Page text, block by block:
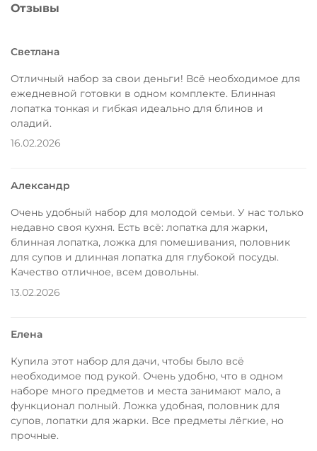
Отзывы
Светлана
Отличный набор за свои деньги! Всё необходимое для
ежедневной готовки в одном комплекте. Блинная
лопатка тонкая и гибкая идеально для блинов и
оладий.
16.02.2026
Александр
Очень удобный набор для молодой семьи. У нас только
недавно своя кухня. Есть всё: лопатка для жарки,
блинная лопатка, ложка для помешивания, половник
для супов и длинная лопатка для глубокой посуды.
Качество отличное, всем довольны.
13.02.2026
Елена
Купила этот набор для дачи, чтобы было всё
необходимое под рукой. Очень удобно, что в одном
наборе много предметов и места занимают мало, а
функционал полный. Ложка удобная, половник для
супов, лопатки для жарки. Все предметы лёгкие, но
прочные.